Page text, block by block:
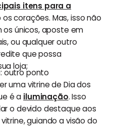
itens para a
corações. Mas, isso não
os únicos, aposte em
ou qualquer outro
que possa
loja;
: outro ponto
uma vitrine de Dia dos
é a iluminação. Isso
o devido destaque aos
guiando a visão do